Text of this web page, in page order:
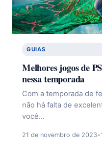
GUIAS
Melhores jogos de
nessa temporada
Com a temporada de
não há falta de
você…
21 de novembro de 2023•